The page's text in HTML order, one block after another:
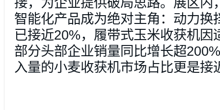
智能化产品成为绝对主角：动力换
已接近20%，履带式玉米收获机因
部分头部企业销量同比增长超
入量的小麦收获机市场占比更是接